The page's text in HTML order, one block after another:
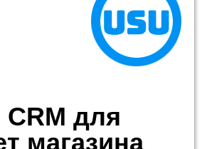
для
магазина